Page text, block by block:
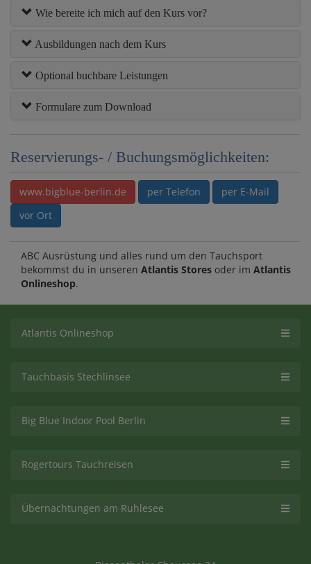
Wie bereite ich mich auf den Kurs vor?
Ausbildungen nach dem Kurs
Optional buchbare Leistungen
Formulare zum Download
Reservierungs- / Buchungsmöglichkeiten:
www.bigblue-berlin.de per Telefon
per E-Mail
vor Ort
ABC Ausrüstung und alles rund um den Tauchsport
bekommst du in unseren Atlantis Stores oder im Atlantis
Onlineshop.
Atlantis Onlineshop
Tauchbasis Stechlinsee
Big Blue Indoor Pool Berlin
Rogertours Tauchreisen
Übernachtungen am Ruhlesee